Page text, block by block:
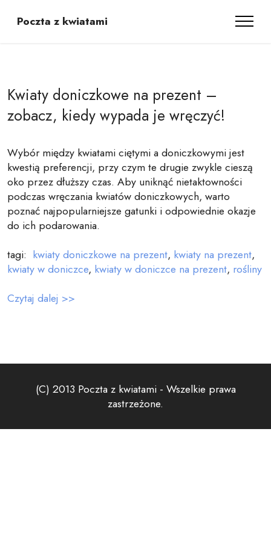
Poczta z kwiatami
Kwiaty doniczkowe na prezent –
zobacz, kiedy wypada je wręczyć!
Wybór między kwiatami ciętymi a doniczkowymi jest
kwestią preferencji, przy czym te drugie zwykle cieszą
oko przez dłuższy czas. Aby uniknąć nietaktowności
podczas wręczania kwiatów doniczkowych, warto
poznać najpopularniejsze gatunki i odpowiednie okazje
do ich podarowania.
tagi: kwiaty doniczkowe na prezent, kwiaty na prezent,
kwiaty w doniczce, kwiaty w doniczce na prezent, rośliny
Czytaj dalej >>
(C) 2013 Poczta z kwiatami - Wszelkie prawa
zastrzeżone.